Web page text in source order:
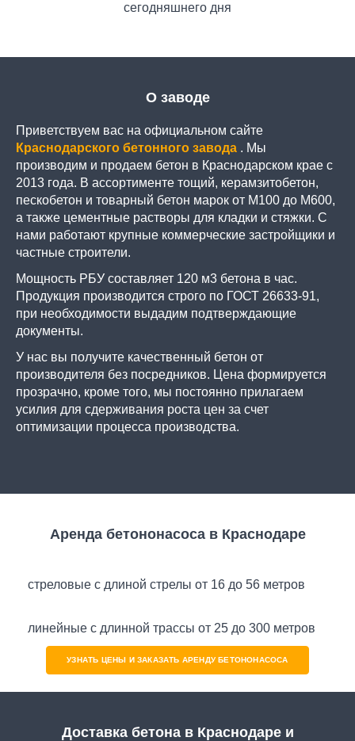
сегодняшнего дня
О заводе
Приветствуем вас на официальном сайте
Краснодарского бетонного завода . Мы
производим и продаем бетон в Краснодарском крае с
2013 года. В ассортименте тощий, керамзитобетон,
пескобетон и товарный бетон марок от М100 до М600,
а также цементные растворы для кладки и стяжки. С
нами работают крупные коммерческие застройщики и
частные строители.
Мощность РБУ составляет 120 м3 бетона в час.
Продукция производится строго по ГОСТ 26633-91,
при необходимости выдадим подтверждающие
документы.
У нас вы получите качественный бетон от
производителя без посредников. Цена формируется
прозрачно, кроме того, мы постоянно прилагаем
усилия для сдерживания роста цен за счет
оптимизации процесса производства.
Аренда бетононасоса в Краснодаре
стреловые с длиной стрелы от 16 до 56 метров
линейные с длинной трассы от 25 до 300 метров
УЗНАТЬ ЦЕНЫ И ЗАКАЗАТЬ АРЕНДУ БЕТОНОНАСОСА
Доставка бетона в Краснодаре и